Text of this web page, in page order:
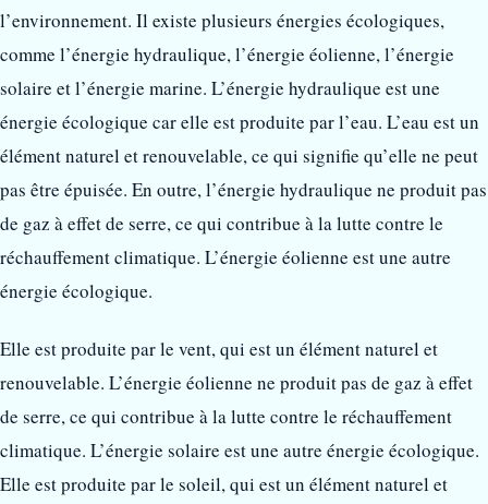
l’environnement. Il existe plusieurs énergies écologiques,
comme l’énergie hydraulique, l’énergie éolienne, l’énergie
solaire et l’énergie marine. L’énergie hydraulique est une
énergie écologique car elle est produite par l’eau. L’eau est un
élément naturel et renouvelable, ce qui signifie qu’elle ne peut
pas être épuisée. En outre, l’énergie hydraulique ne produit pas
de gaz à effet de serre, ce qui contribue à la lutte contre le
réchauffement climatique. L’énergie éolienne est une autre
énergie écologique.
Elle est produite par le vent, qui est un élément naturel et
renouvelable. L’énergie éolienne ne produit pas de gaz à effet
de serre, ce qui contribue à la lutte contre le réchauffement
climatique. L’énergie solaire est une autre énergie écologique.
Elle est produite par le soleil, qui est un élément naturel et